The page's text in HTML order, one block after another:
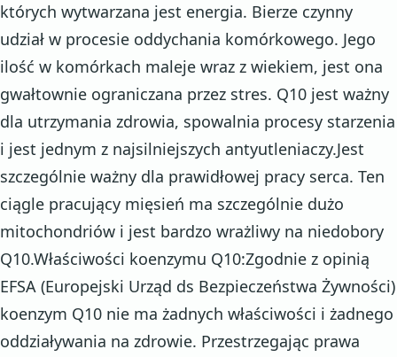
których wytwarzana jest energia. Bierze czynny
udział w procesie oddychania komórkowego. Jego
ilość w komórkach maleje wraz z wiekiem, jest ona
gwałtownie ograniczana przez stres. Q10 jest ważny
dla utrzymania zdrowia, spowalnia procesy starzenia
i jest jednym z najsilniejszych antyutleniaczy.Jest
szczególnie ważny dla prawidłowej pracy serca. Ten
ciągle pracujący mięsień ma szczególnie dużo
mitochondriów i jest bardzo wrażliwy na niedobory
Q10.Właściwości koenzymu Q10:Zgodnie z opinią
EFSA (Europejski Urząd ds Bezpieczeństwa Żywności)
koenzym Q10 nie ma żadnych właściwości i żadnego
oddziaływania na zdrowie. Przestrzegając prawa